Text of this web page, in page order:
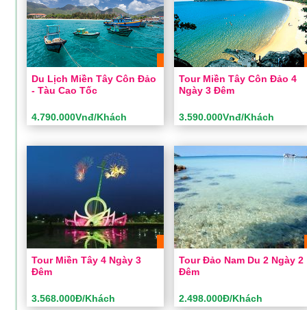
Du Lịch Miền Tây Côn Đảo
- Tàu Cao Tốc
4.790.000Vnđ/Khách
4 Ngày 3 Đêm
Khách sạn: 3 sao
Khởi hành: Sài Gòn
Giá: 4.790.000Vnđ/Khách
ĐẶT TOUR
Tour Miền Tây Côn Đảo 4
Ngày 3 Đêm
3.590.000Vnđ/Khách
Thời gian:
Phương tiện: Ô tô
Khách sạn: 2 sao
Khởi hành: Sài Gòn
Giá: 3.590.000Vnđ/Khách
ĐẶT TOUR
Tour Miền Tây 4 Ngày 3
Đêm
3.568.000Đ/Khách
Tour Đảo Nam Du 2 Ngày 2
Đêm
2.498.000Đ/Khách